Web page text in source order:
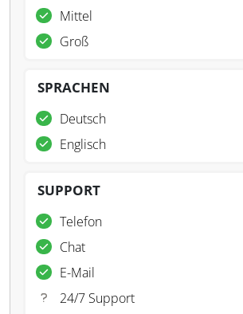
Mittel
Groß
SPRACHEN
Deutsch
Englisch
SUPPORT
Telefon
Chat
E-Mail
24/7 Support